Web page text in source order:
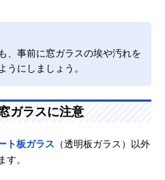
、事前に窓ガラスの埃や汚れを
うにしましょう。
ガラスに注意
ト板ガラス （透明板ガラス）以外
す。